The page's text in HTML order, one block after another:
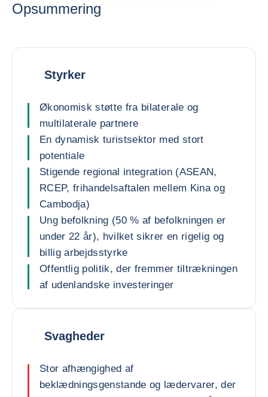
Opsummering
Styrker
Økonomisk støtte fra bilaterale og
multilaterale partnere
En dynamisk turistsektor med stort
potentiale
Stigende regional integration (ASEAN,
RCEP, frihandelsaftalen mellem Kina og
Cambodja)
Ung befolkning (50 % af befolkningen er
under 22 år), hvilket sikrer en rigelig og
billig arbejdsstyrke
Offentlig politik, der fremmer tiltrækningen
af udenlandske investeringer
Svagheder
Stor afhængighed af
beklædningsgenstande og lædervarer, der